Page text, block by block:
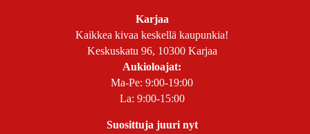
Karjaa
Kaikkea kivaa keskellä kaupunkia!
Keskuskatu 96, 10300 Karjaa
Aukioloajat:
Ma-Pe: 9:00-19:00
La: 9:00-15:00
Suosittuja juuri nyt